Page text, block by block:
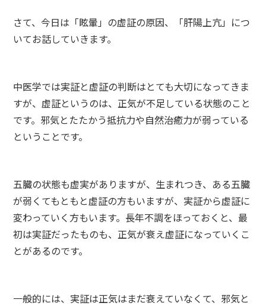
さて、今日は「眩暈」の虚証の原因、「肝陽上亢」につ
いてお話していきます。
中医学では実証と虚証の判断はとても大切になってきま
すが、虚証というのは、正気が不足している状態のこと
です。邪気とたたかう抵抗力や自然治癒力が弱っている
ということです。
五臓の状態も虚実がありますが、生まれつき、ある五臓
が弱くてもともと虚証の方もいますが、実証から虚証に
変わっていく方もいます。長年不調をほっておくと、最
初は実証だったものも、正気が衰え虚証になっていくこ
とがあるのです。
一般的には、実証は正気はまだ衰えていなくて、邪気と